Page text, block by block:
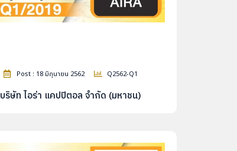
Post : 18 มิถุนายน 2562 Q2562-Q1
บริษัท ไอร่า แคปปิตอล จำกัด (มหาชน)